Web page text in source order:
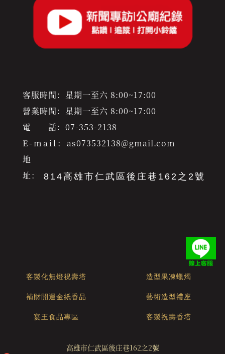
客服時間：星期一至六 8:00~17:00
營業時間：星期一至六 8:00~17:00
電 話： 07-353-2138
E-mail： as073532138@gmail.com
地
址：
814高雄市仁武區後庄巷162之2號
客製化無燈祝壽塔 造型果凍蠟燭
補財開運金紙香品 藝術造型禮座
宴王食品專區 客製祝壽香塔
高雄市仁武區後庄巷162之2號